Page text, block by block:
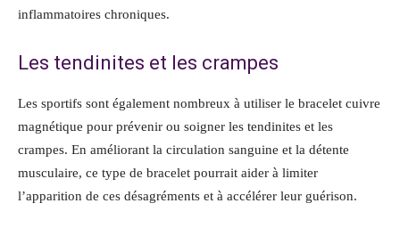
inflammatoires chroniques.
Les tendinites et les crampes
Les sportifs sont également nombreux à utiliser le bracelet cuivre
magnétique pour prévenir ou soigner les tendinites et les
crampes. En améliorant la circulation sanguine et la détente
musculaire, ce type de bracelet pourrait aider à limiter
l’apparition de ces désagréments et à accélérer leur guérison.